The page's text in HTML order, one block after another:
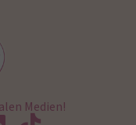
Medien!